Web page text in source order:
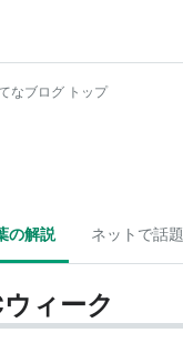
なブログ トップ
の解説 ネットで話題
ィーク